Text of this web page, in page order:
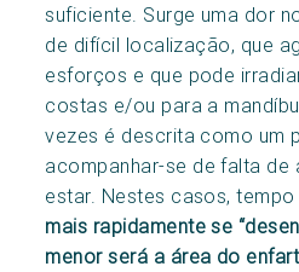
suficiente. Surge uma dor
de difícil localização, que
esforços e que pode
costas e/ou para a
vezes é descrita como um
acompanhar-se de falta de
estar. Nestes casos,
mais rapidamente se
menor será a área do